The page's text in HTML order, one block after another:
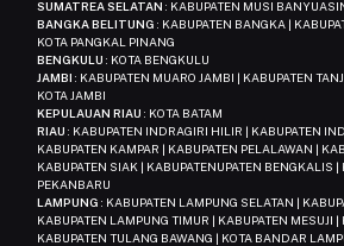
SUMATREA SELATAN : KABUPATEN MUSI
BANGKA BELITUNG : KABUPATEN BANGKA |
KOTA PANGKAL PINANG
BENGKULU : KOTA BENGKULU
JAMBI : KABUPATEN MUARO JAMBI | KABUPATEN
KOTA JAMBI
KEPULAUAN RIAU : KOTA BATAM
RIAU : KABUPATEN INDRAGIRI HILIR | KABUPATEN
KABUPATEN KAMPAR | KABUPATEN PELALAWAN |
KABUPATEN SIAK | KABUPATENUPATEN BENGKALIS |
PEKANBARU
LAMPUNG : KABUPATEN LAMPUNG SELATAN |
KABUPATEN LAMPUNG TIMUR | KABUPATEN MESUJI |
KABUPATEN TULANG BAWANG | KOTA BANDAR